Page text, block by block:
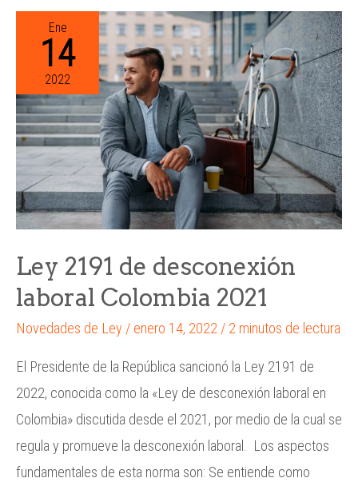
Ene
14
2022
Ley 2191 de desconexión
laboral Colombia 2021
Novedades de Ley / enero 14, 2022 / 2 minutos de lectura
El Presidente de la República sancionó la Ley 2191 de
2022, conocida como la «Ley de desconexión laboral en
Colombia» discutida desde el 2021, por medio de la cual se
regula y promueve la desconexión laboral. Los aspectos
fundamentales de esta norma son: Se entiende como